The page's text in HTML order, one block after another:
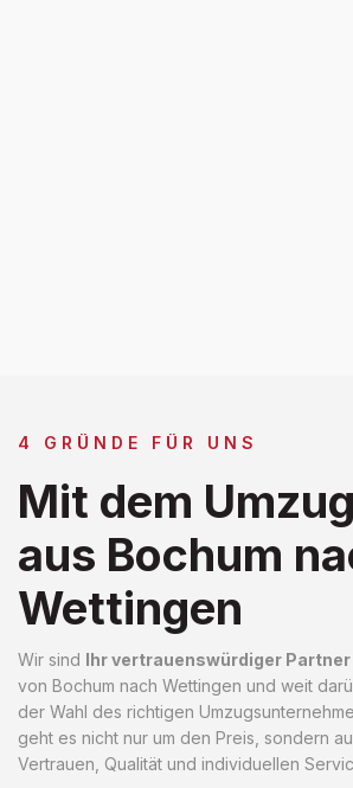
4 GRÜNDE FÜR UNS
Mit dem
aus Bochum
Wettingen
Wir sind Ihr vertrauenswürdiger Partner
von Bochum nach Wettingen und weit
der Wahl des richtigen
geht es nicht nur um den Preis, sondern
Vertrauen, Qualität und individuellen